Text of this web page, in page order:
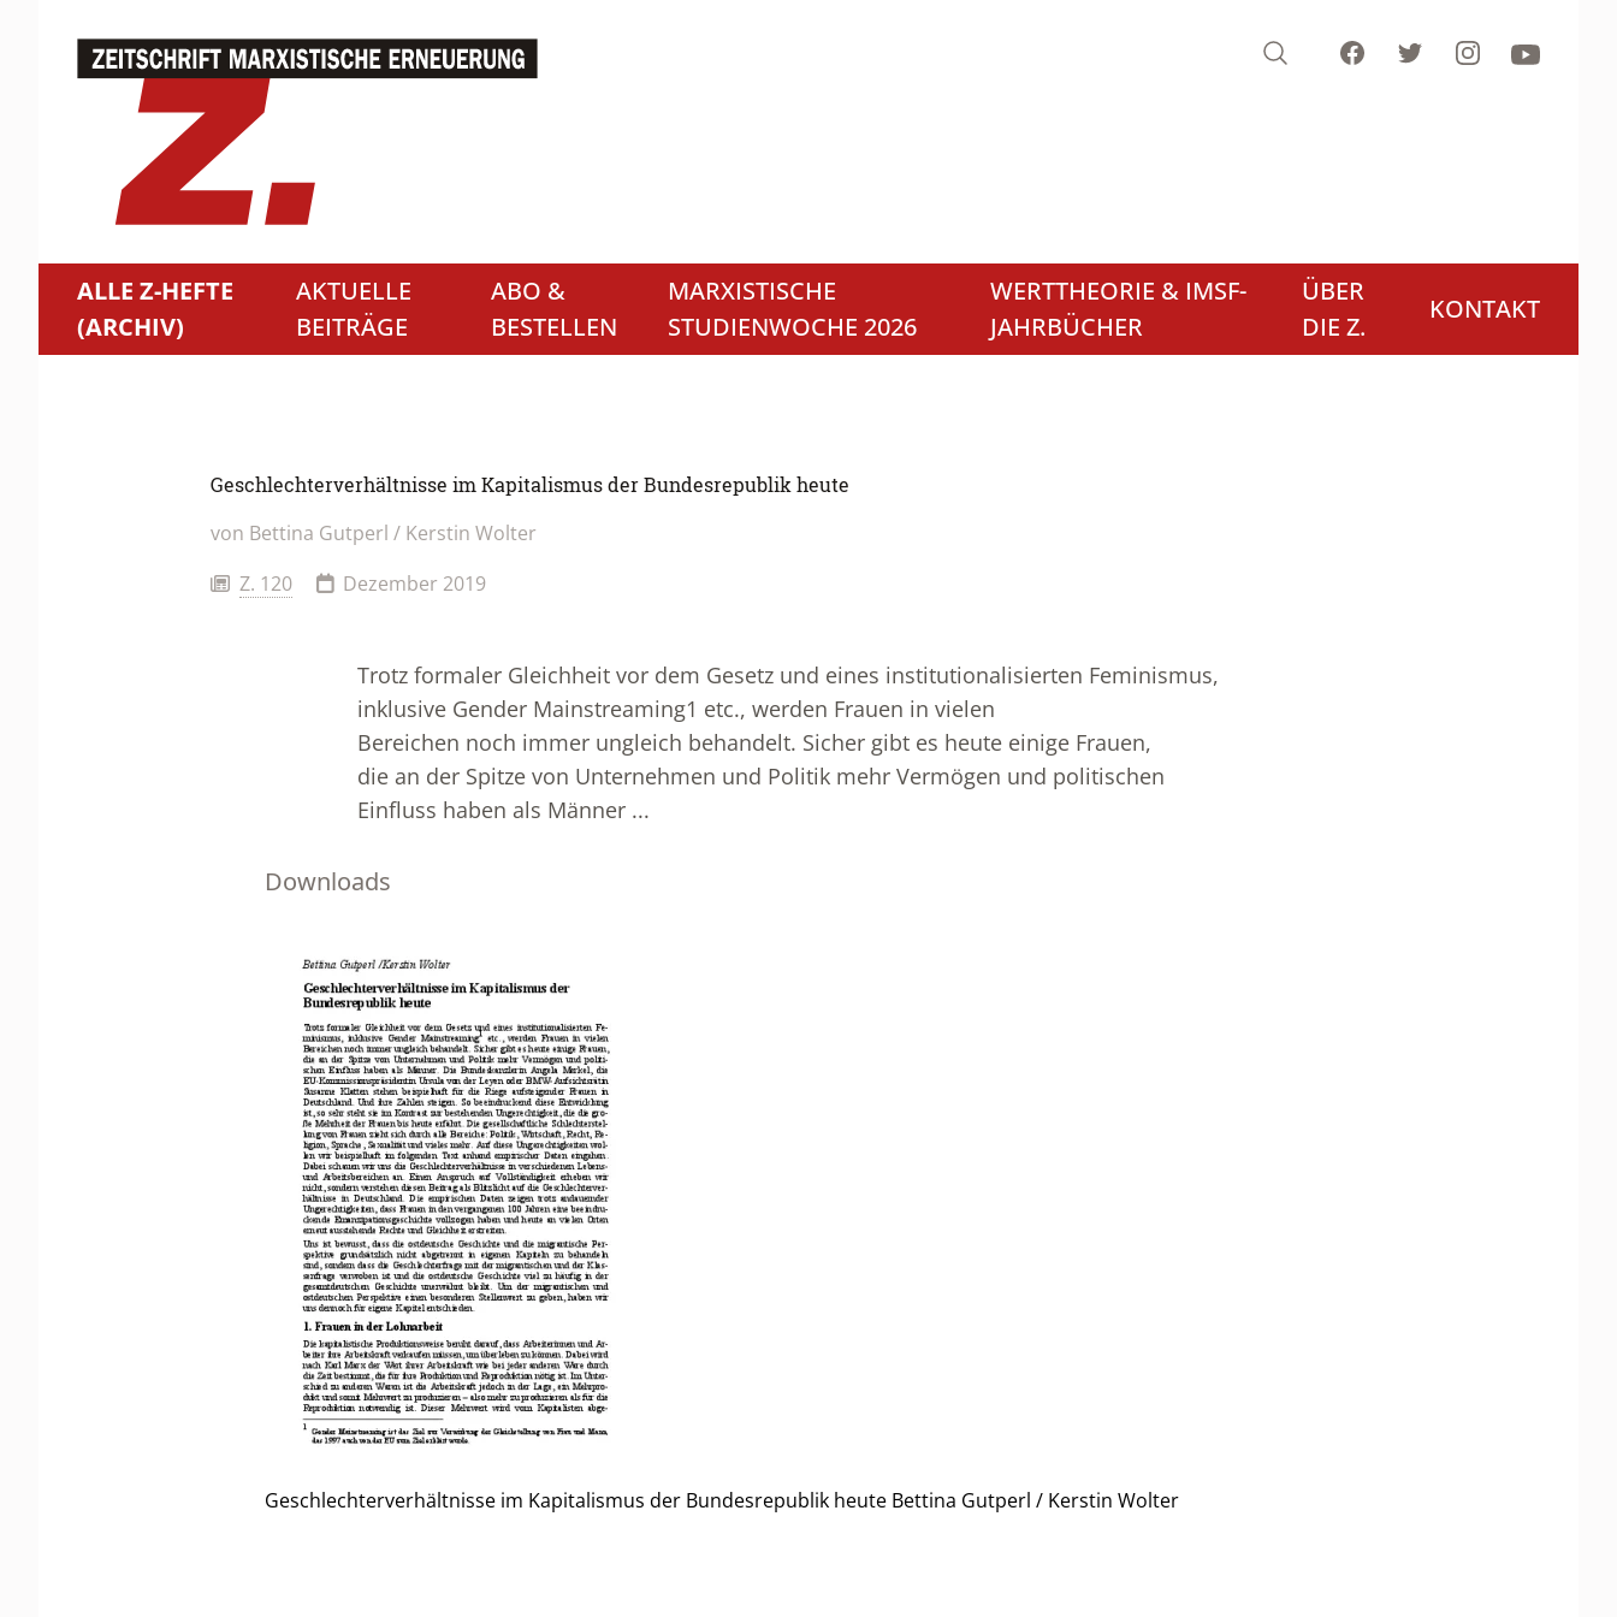
Search FacebookTwitterInstagramYoutube
ALLE Z-HEFTE
(ARCHIV)
AKTUELLE
BEITRÄGE
ABO &
BESTELLEN
MARXISTISCHE
STUDIENWOCHE 2026
WERTTHEORIE & IMSF-
JAHRBÜCHER
ÜBER
DIE Z.
KONTAKT
Geschlechterverhältnisse im Kapitalismus der Bundesrepublik heute
von Bettina Gutperl / Kerstin Wolter
Z. 120
Dezember 2019
Trotz formaler Gleichheit vor dem Gesetz und eines institutionalisierten Feminismus,
inklusive Gender Mainstreaming1 etc., werden Frauen in vielen
Bereichen noch immer ungleich behandelt. Sicher gibt es heute einige Frauen,
die an der Spitze von Unternehmen und Politik mehr Vermögen und politischen
Einfluss haben als Männer ...
Downloads
Geschlechterverhältnisse im Kapitalismus der Bundesrepublik heute Bettina Gutperl / Kerstin Wolter